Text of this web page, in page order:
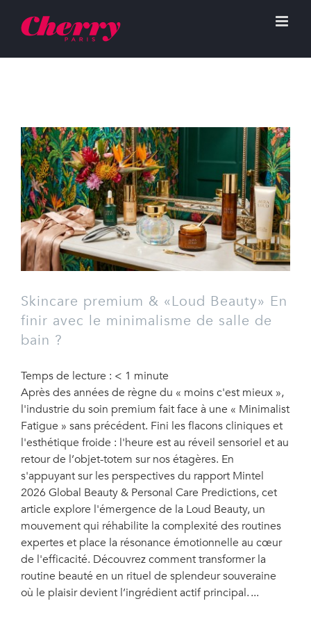
Skincare premium & «Loud Beauty» En
finir avec le minimalisme de salle de
bain ?
Temps de lecture : < 1 minute
Après des années de règne du « moins c'est mieux »,
l'industrie du soin premium fait face à une « Minimalist
Fatigue » sans précédent. Fini les flacons cliniques et
l'esthétique froide : l'heure est au réveil sensoriel et au
retour de l’objet-totem sur nos étagères. En
s'appuyant sur les perspectives du rapport Mintel
2026 Global Beauty & Personal Care Predictions, cet
article explore l'émergence de la Loud Beauty, un
mouvement qui réhabilite la complexité des routines
expertes et place la résonance émotionnelle au cœur
de l'efficacité. Découvrez comment transformer la
routine beauté en un rituel de splendeur souveraine
où le plaisir devient l’ingrédient actif principal.